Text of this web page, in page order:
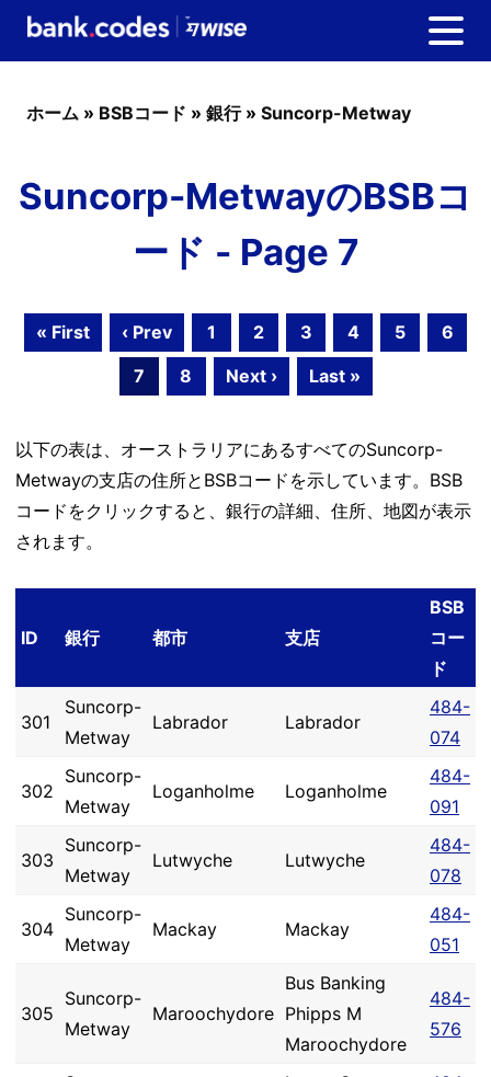
ホーム » BSBコード » 銀行» Suncorp-Metway
Suncorp-MetwayのBSBコ
ード - Page 7
« First ‹ Prev 1 2 3 4 5
6
7
8 Next › Last »
以下の表は、オーストラリアにあるすべてのSuncorp-
Metwayの支店の住所とBSBコードを示しています。BSB
コードをクリックすると、銀行の詳細、住所、地図が表示
されます。
ID 銀行 都市 支店
BSB
コー
ド
301
Suncorp-
Metway
Labrador Labrador
484-
074
302
Suncorp-
Metway
Loganholme Loganholme
484-
091
303
Suncorp-
Metway
Lutwyche Lutwyche
484-
078
304
Suncorp-
Metway
Mackay Mackay
484-
051
305
Suncorp-
Metway
Maroochydore
Bus Banking
Phipps M
Maroochydore
484-
576